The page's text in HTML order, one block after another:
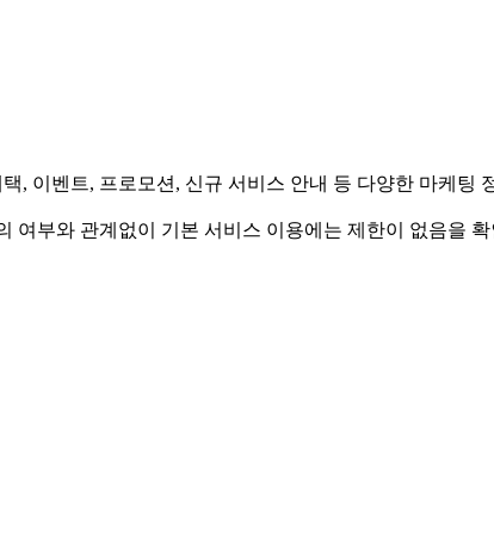
, 이벤트, 프로모션, 신규 서비스 안내 등 다양한 마케팅
여부와 관계없이 기본 서비스 이용에는 제한이 없음을